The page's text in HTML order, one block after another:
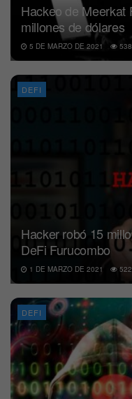
Hackeo de Meerkat
millones de dólares
5 DE MARZO DE 2021 538
DEFI
Hacker robó 15
DeFi Furucombo
1 DE MARZO DE 2021 522
DEFI